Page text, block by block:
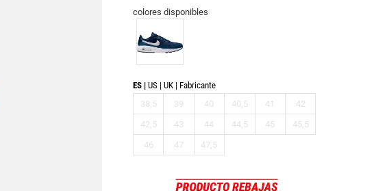
colores disponibles
ES US UK
Fabricante
38,5
39 40 40,5 41
42
42,5
43 44 44,5 45
45,5
46
47 47,5